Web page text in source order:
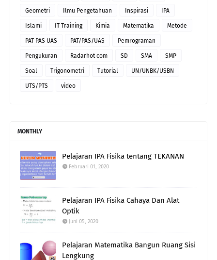
Geometri Ilmu Pengetahuan Inspirasi IPA
Islami IT Training Kimia Matematika Metode
PAT PAS UAS PAT/PAS/UAS Pemrograman
Pengukuran Radarhot com SD SMA SMP
Soal Trigonometri Tutorial UN/UNBK/USBN
UTS/PTS video
MONTHLY
Pelajaran IPA Fisika tentang TEKANAN
Februari 01, 2020
Pelajaran IPA Fisika Cahaya Dan Alat
Optik
Juni 05, 2020
Pelajaran Matematika Bangun Ruang Sisi
Lengkung